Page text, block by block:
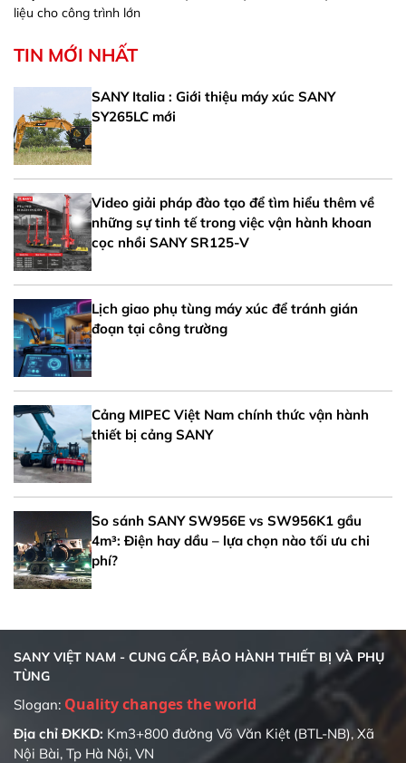
liệu cho công trình lớn
TIN MỚI NHẤT
SANY Italia : Giới thiệu máy xúc SANY
SY265LC mới
Video giải pháp đào tạo để tìm hiểu thêm về
những sự tinh tế trong việc vận hành khoan
cọc nhồi SANY SR125-V
Lịch giao phụ tùng máy xúc để tránh gián
đoạn tại công trường
Cảng MIPEC Việt Nam chính thức vận hành
thiết bị cảng SANY
So sánh SANY SW956E vs SW956K1 gầu
4m³: Điện hay dầu – lựa chọn nào tối ưu chi
phí?
SANY VIỆT NAM - CUNG CẤP, BẢO HÀNH THIẾT BỊ VÀ PHỤ
TÙNG
Slogan: Quality changes the world
Địa chỉ ĐKKD: Km3+800 đường Võ Văn Kiệt (BTL-NB), Xã
Nội Bài, Tp Hà Nội, VN